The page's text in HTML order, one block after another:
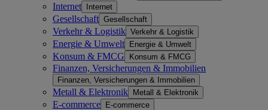
Internet Internet
Gesellschaft Gesellschaft
Verkehr & Logistik Verkehr & Logistik
Energie & Umwelt Energie & Umwelt
Konsum & FMCG Konsum & FMCG
Finanzen, Versicherungen & Immobilien
Finanzen, Versicherungen & Immobilien
Metall & Elektronik Metall & Elektronik
E-commerce E-commerce